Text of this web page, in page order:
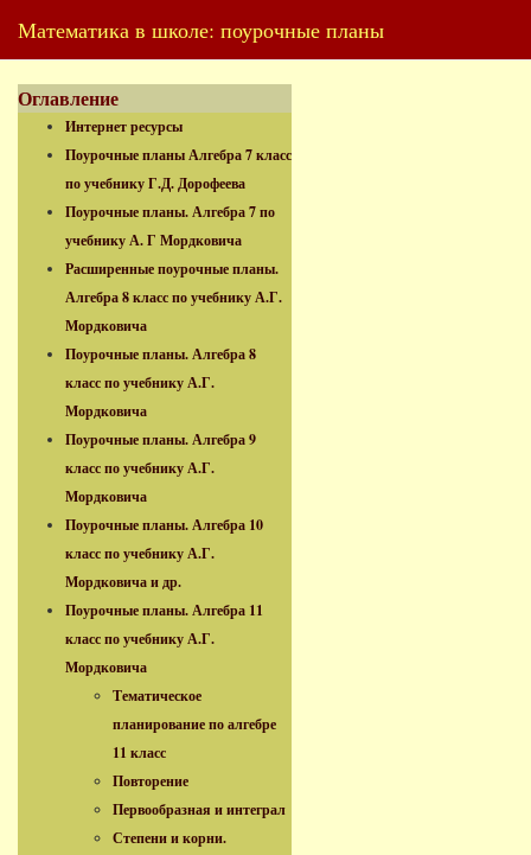
Математика в школе: поурочные планы
Оглавление
Интернет ресурсы
Поурочные планы Алгебра 7 класс
по учебнику Г.Д. Дорофеева
Поурочные планы. Алгебра 7 по
учебнику А. Г Мордковича
Расширенные поурочные планы.
Алгебра 8 класс по учебнику А.Г.
Мордковича
Поурочные планы. Алгебра 8
класс по учебнику А.Г.
Мордковича
Поурочные планы. Алгебра 9
класс по учебнику А.Г.
Мордковича
Поурочные планы. Алгебра 10
класс по учебнику А.Г.
Мордковича и др.
Поурочные планы. Алгебра 11
класс по учебнику А.Г.
Мордковича
Тематическое
планирование по алгебре
11 класс
Повторение
Первообразная и интеграл
Степени и корни.